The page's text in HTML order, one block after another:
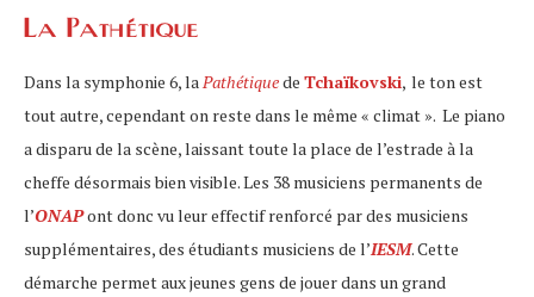
La Pathétique
Dans la symphonie 6, laPathétiquede Tchaïkovski, le ton est
tout autre, cependant on reste dans le même « climat ». Le piano
a disparu de la scène, laissant toute la place de l’estrade à la
cheffe désormais bien visible. Les 38 musiciens permanents de
l’ONAPont donc vu leur effectif renforcé par des musiciens
supplémentaires, des étudiants musiciens de l’IESM. Cette
démarche permet aux jeunes gens de jouer dans un grand